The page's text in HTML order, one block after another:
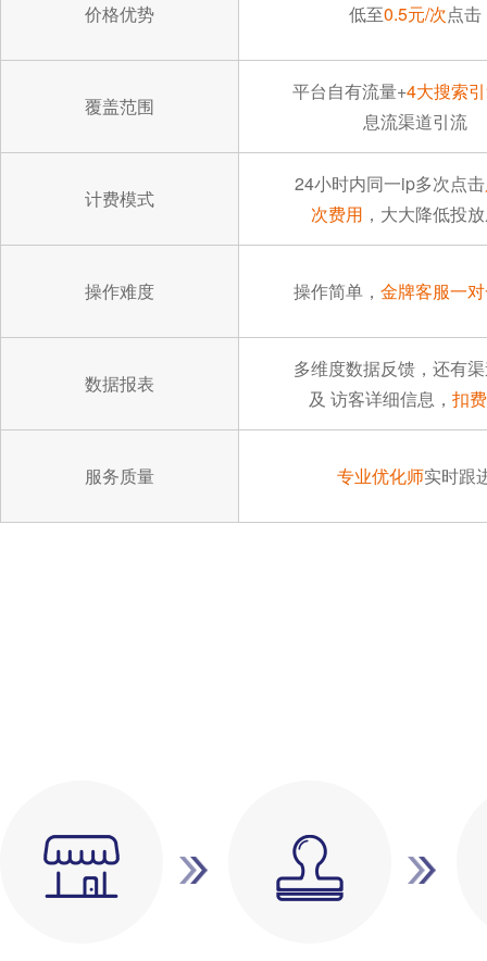
价格优势 低至0.5元/次点击
覆盖范围
平台自有流量+4大搜索
息流渠道引流
计费模式
24小时内同一ip多次点击
次费用 ，大大降低投
操作难度 操作简单， 金牌客服一
数据报表
多维度数据反馈，还有
及 访客详细信息， 扣
服务质量 专业优化师实时跟